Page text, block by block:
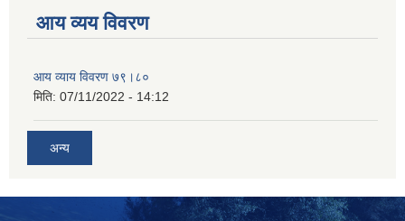
आय व्यय विवरण
आय व्याय विवरण ७९।८०
मिति: 07/11/2022 - 14:12
अन्य